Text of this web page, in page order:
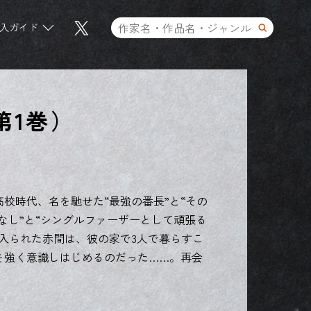
ガイド
1巻）
時代、名を馳せた“最強の番長”と“その
”と“シングルファーザーとして頑張る
られた赤間は、彼の家で3人で暮らすこ
強く意識しはじめるのだった……。再会